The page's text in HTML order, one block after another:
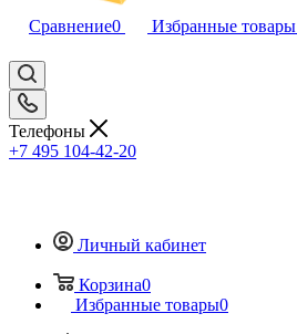
Сравнение0 Избранные товары
Телефоны
+7 495 104-42-20
Личный кабинет
Корзина0
Избранные товары0